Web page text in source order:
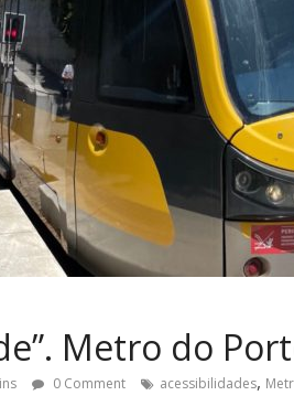
Metro do
0 Comment acessibilidades,